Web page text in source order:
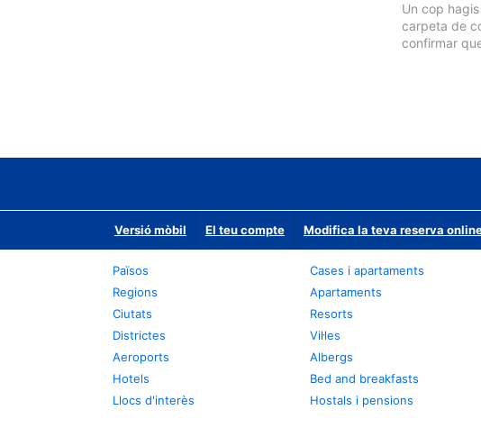
Un cop
carpeta de
confirmar
Versió mòbil El teu compte Modifica la teva reserva
Països
Regions
Ciutats
Districtes
Aeroports
Hotels
Llocs d'interès
Cases i apartaments
Apartaments
Resorts
Vil·les
Albergs
Bed and breakfasts
Hostals i pensions